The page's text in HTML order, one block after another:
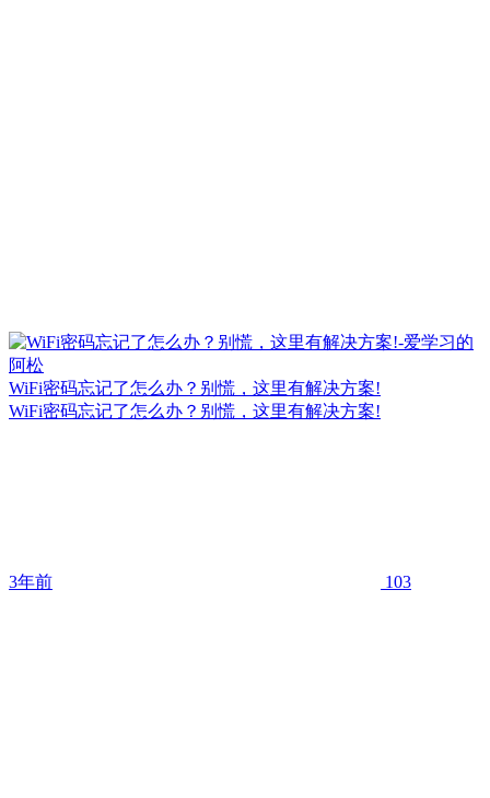
WiFi密码忘记了怎么办？别慌，这里有解决方案!
WiFi密码忘记了怎么办？别慌，这里有解决方案!
3年前 103